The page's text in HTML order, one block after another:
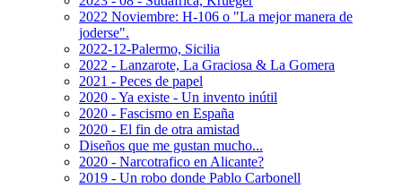
2022 Noviembre: H-106 o "La mejor manera de
joderse".
2022-12-Palermo, Sicilia
2022 - Lanzarote, La Graciosa & La Gomera
2021 - Peces de papel
2020 - Ya existe - Un invento inútil
2020 - Fascismo en España
2020 - El fin de otra amistad
Diseños que me gustan mucho...
2020 - Narcotrafico en Alicante?
2019 - Un robo donde Pablo Carbonell